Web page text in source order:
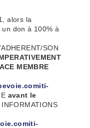
alors la
don à 100% à
SON
MEMBRE
avant le